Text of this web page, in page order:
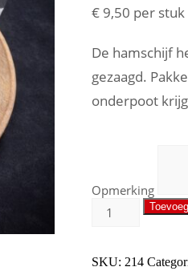
€ 9,50 per stuk
De hamschijf
gezaagd.
onderpoot
Opmerking
SKU: 214